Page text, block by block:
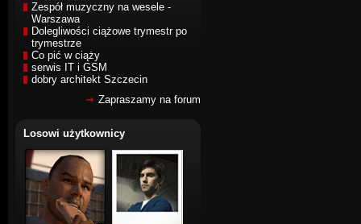
Zespół muzyczny na wesele -
Warszawa
Dolegliwości ciążowe trymestr po
trymestrze
Co pić w ciąży
serwis IT i GSM
dobry architekt Szczecin
Zapraszamy na forum
Losowi użytkownicy